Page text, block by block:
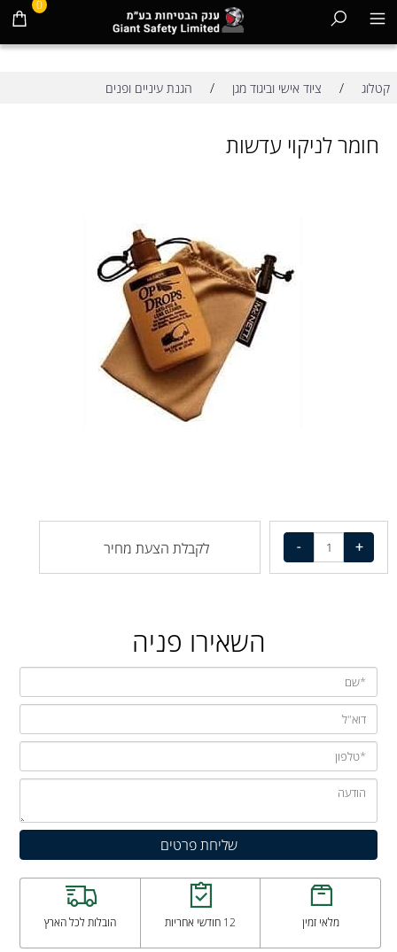
0
קטלוג / ציוד אישי וביגוד מגן / הגנת עיניים ופנים
חומר לניקוי עדשות
לקבלת הצעת מחיר
השאירו פניה
מלאי זמין 12 חודשי אחריות הובלות לכל הארץ